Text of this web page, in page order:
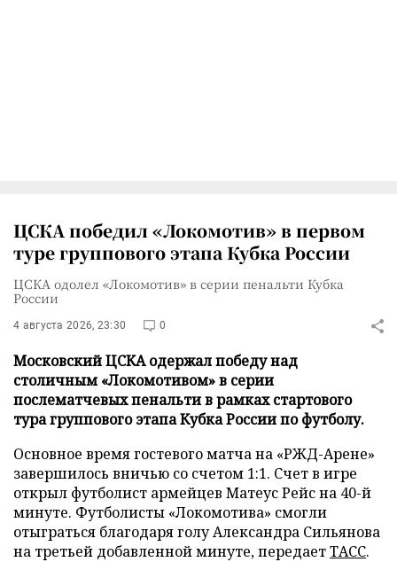
ЦСКА победил «Локомотив» в первом
туре группового этапа Кубка России
ЦСКА одолел «Локомотив» в серии пенальти Кубка
России
4 августа 2026, 23:30 0
Московский ЦСКА одержал победу над
столичным «Локомотивом» в серии
послематчевых пенальти в рамках стартового
тура группового этапа Кубка России по футболу.
Основное время гостевого матча на «РЖД-Арене»
завершилось вничью со счетом 1:1. Счет в игре
открыл футболист армейцев Матеус Рейс на 40-й
минуте. Футболисты «Локомотива» смогли
отыграться благодаря голу Александра Сильянова
на третьей добавленной минуте, передаетТАСС.